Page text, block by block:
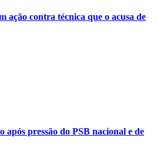
ação contra técnica que o acusa de
após pressão do PSB nacional e de